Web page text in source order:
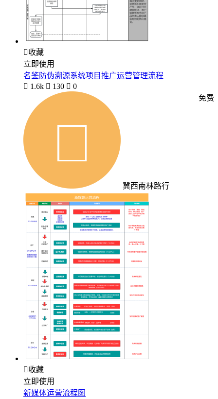
收藏
立即使用
名鉴防伪溯源系统项目推广运营管理流程
 1.6k  130  0
冀西南林路行
免费
收藏
立即使用
新媒体运营流程图